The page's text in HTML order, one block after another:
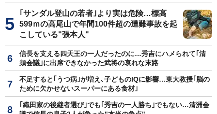
｢サンダル登山の若者｣より実は危険…標高
599ｍの高尾山で年間100件超の遭難事故を起
こしている"張本人"
信長を支える四天王の一人だったのに…秀吉にハメられて｢清
須会議｣に出席できなかった武将の哀れな末路
不足すると｢うつ病｣が増え､子どものIQに影響…東大教授｢脳の
ために欠かせないスーパーにある食材｣
｢織田家の後継者選び｣でも｢秀吉の一人勝ち｣でもない…清洲会